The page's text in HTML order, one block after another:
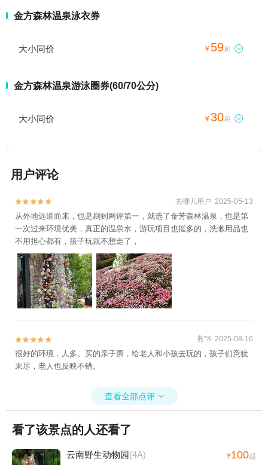
金方森林温泉泳衣券
大小同价 ¥ 59起 
金方森林温泉游泳圈券(60/70公分)
大小同价 ¥30起 
用户评论

 去哪儿用户 2025-05-13
从外地远道而来，也是刷到网评第一，就选了金芳森林温泉，也是第
一次过来环境优美，真正的温泉水，游玩项目也挺多的，洗漱用品也
不用担心都有，孩子玩就不想走了，

 燕*8 2025-08-16
很好的环境，人多。买的亲子票，给老人和小孩去玩的，孩子们意犹
未尽，老人也反映不错。
查看全部点评 
看了该景点的人还看了
云南野生动物园 (4A) ¥100起